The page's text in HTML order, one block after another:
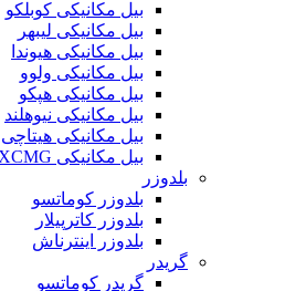
بیل مکانیکی کوبلکو
بیل مکانیکی لیبهر
بیل مکانیکی هیوندا
بیل مکانیکی ولوو
بیل مکانیکی هپکو
بیل مکانیکی نیوهلند
بیل مکانیکی هیتاچی
بیل مکانیکی XCMG
بلدوزر
بلدوزر کوماتسو
بلدوزر کاترپیلار
بلدوزر اینترناش
گریدر
گریدر کوماتسو